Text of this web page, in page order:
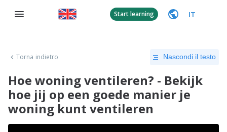
Start learning IT
Torna indietro Nascondi il testo
Hoe woning ventileren? - Bekijk
hoe jij op een goede manier je
woning kunt ventileren